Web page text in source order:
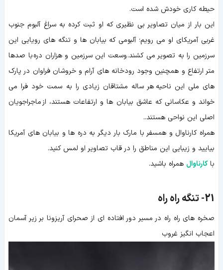
حیطه کاری خودش شده است.
این بار از میان تصاویر بی نظیری که او ثبت کرده به سراغ آلبوم جنوب
غربی آمریکای او می رویم؛ آلبومی که بیابان ها و تنگه های رویایی این
سرزمین را به تصویر می کشند. وسعت این سرزمین و هزاران دره با صدها
متر ارتفاع و همچنین وجود رودخانه های آرام و خروشان فراوان در پارک
های ملی این ناحیه هر ساله مشتاقان زیادی را به سمت خود فرا می
خواند و عکاسانی که عاشق بیابان ها و ارتفاعات هستند، از ماجراجویان
اصلی این نواحی هستند..
همراه کارناوال و همسفر با مارک بار دیگر به دره ها و بیابان های آمریکا
بیایید و زیبایی این مناطق را در قاب تصاویر او لمس کنید.
باکارناوال همراه باشید.
21- تنگه راه راه
صخره های راه راه در مسیر دور افتاده ای از صحرای آریزونا بر زیر آسمان
اعجاب انگیز غروب